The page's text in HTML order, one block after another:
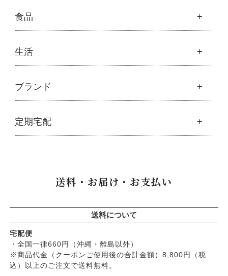
├スマイルシャンプー
├コンデ・トリートメント
└泡ボトル・ミニ泡ボトル
├オーガニック発酵モリンガ
フルボ酸「太古の泉」
├
生活用品
├化粧水
├モリンガ全商品
└モリンガ ブログ
└健康飲料
美容
├魂オリジナル
├固形石鹸
├洗顔石鹸
├
ボディソープ
└
雑貨
├クレンジング・洗顔
クリーム・オイル
├男性におすすめスキンケア
リップ・ハンドケア
├入浴用
└デオドラント
├ボディケア
├
ヘアケア
食品
食品
├雑穀
├ 豆・ごま・乾物・梅干し
├おせち料理
├
洗浄・キッチン雑貨
├メーカー直送品（豆・米・塩など）
マヨネーズ・ソース・甘味料
├漬物・乾物・海藻
├加工品
└コーヒー・茶類
生活
生活
├ハミガキ
├洗濯
├バス・トイレ
ブランド
ブランド一覧
├アムリターラ
かつらぎ（マグポーリン）
├五條良品販売（五條の霧水）
├コズグロ
├ジザニア
├
ナイアード
定期宅配
無添加石鹸
├ヘアケア
└オーラルケア
送料・お届け・お支払い
送料について
宅配便
・全国一律660円（沖縄・離島以外）
※商品代金（クーポンご使用後の合計金額）8,800円（税
込）以上のご注文で送料無料。